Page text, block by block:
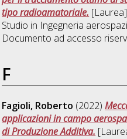
tipo radioamatoriale.
Studio in Ingegneria
Documento ad accesso
F
Fagioli, Roberto (2022)
applicazioni in campo
di Produzione Additiva.